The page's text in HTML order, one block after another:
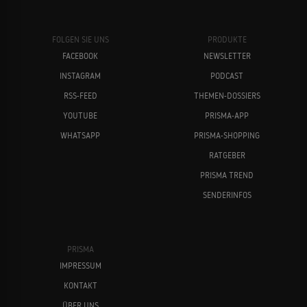
FOLGEN SIE UNS
FACEBOOK
INSTAGRAM
RSS-FEED
YOUTUBE
WHATSAPP
PRODUKTE
NEWSLETTER
PODCAST
THEMEN-DOSSIERS
PRISMA-APP
PRISMA-SHOPPING
RATGEBER
PRISMA TREND
SENDERINFOS
PRISMA
IMPRESSUM
KONTAKT